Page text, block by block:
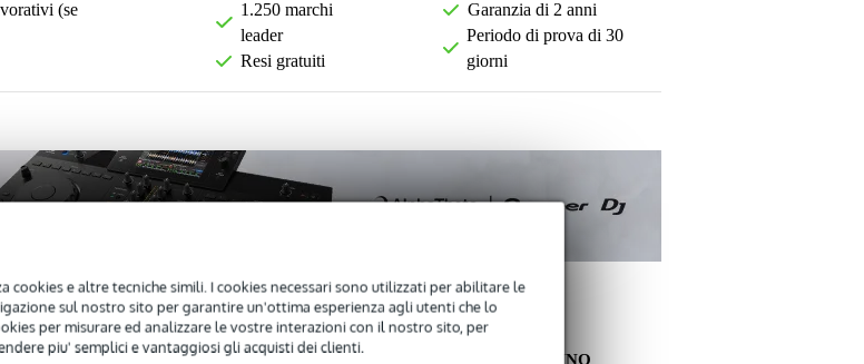
cookies e altre tecniche simili. I cookies necessari sono utilizzati per abilitare le
sul nostro sito per garantire un'ottima esperienza agli utenti che lo
per misurare ed analizzare le vostre interazioni con il nostro sito, per
piu' semplici e vantaggiosi gli acquisti dei clienti.
(se
1.250 marchi
leader
Resi gratuiti
Garanzia di 2 anni
Periodo di prova di 30
giorni
ALTRI CLIENTI HANNO